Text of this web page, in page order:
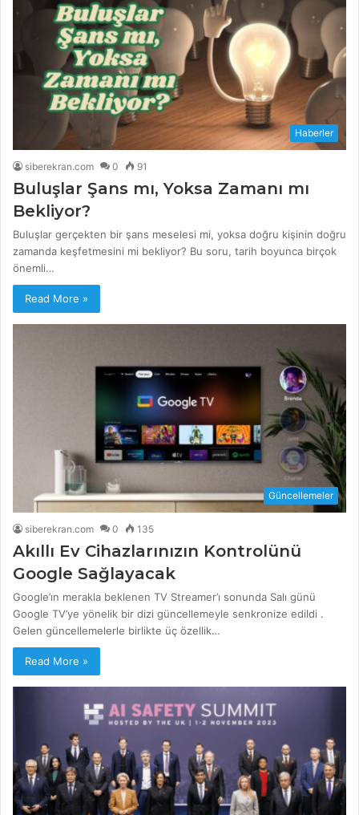
Haberler
siberekran.com 0 91
Buluşlar Şans mı, Yoksa Zamanı mı
Bekliyor?
Buluşlar gerçekten bir şans meselesi mi, yoksa doğru kişinin doğru
zamanda keşfetmesini mi bekliyor? Bu soru, tarih boyunca birçok
önemli…
Read More »
Güncellemeler
siberekran.com 0 135
Akıllı Ev Cihazlarınızın Kontrolünü
Google Sağlayacak
Google’ın merakla beklenen TV Streamer’ı sonunda Salı günü
Google TV’ye yönelik bir dizi güncellemeyle senkronize edildi .
Gelen güncellemelerle birlikte üç özellik…
Read More »